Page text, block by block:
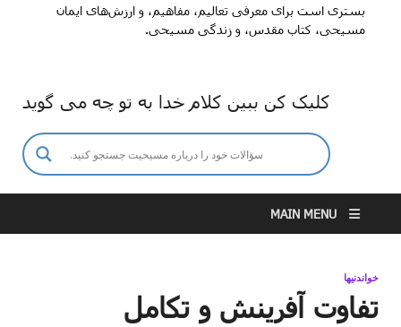
بستری است برای معرفی تعالیم، مفاهیم، و ارزش‌های ایمان
مسیحی، کتاب مقدس، و زندگی مسیحی.
کلیک کن ببین کلام خدا به تو چه می گوید
MAIN MENU
خواندنیها
تفاوت آفرینش و تکامل